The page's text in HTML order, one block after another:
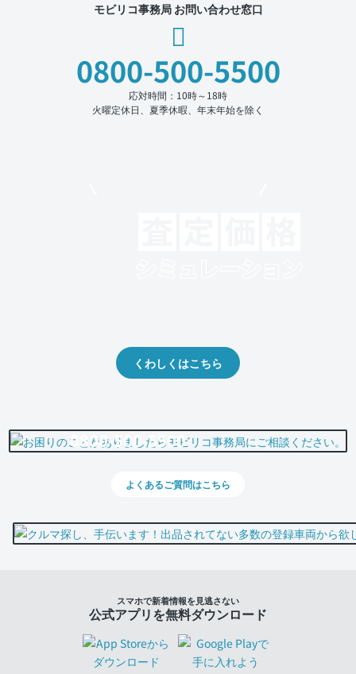
モビリコ事務局 お問い合わせ窓口
0800-500-5500
応対時間：10時～18時
火曜定休日、夏季休暇、年末年始を除く
くわしくはこちら
0800-500-5500
よくあるご質問はこちら
スマホで新着情報を見逃さない
公式アプリを無料ダウンロード